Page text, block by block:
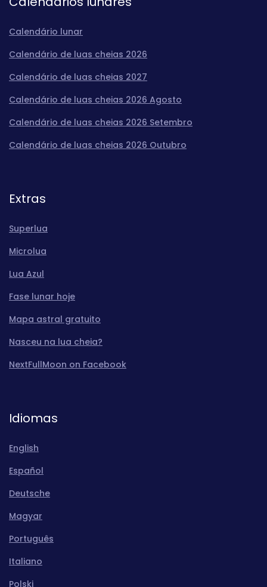
Calendário lunar
Calendário de luas cheias 2026
Calendário de luas cheias 2027
Calendário de luas cheias 2026 Agosto
Calendário de luas cheias 2026 Setembro
Calendário de luas cheias 2026 Outubro
Extras
Superlua
Microlua
Lua Azul
Fase lunar hoje
Mapa astral gratuito
Nasceu na lua cheia?
NextFullMoon on Facebook
Idiomas
English
Español
Deutsche
Magyar
Português
Italiano
Polski